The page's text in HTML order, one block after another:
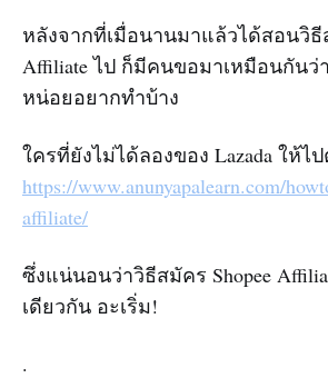
หลังจากที่เมื่อนานมาแล้วได้สอนวิธี
Affiliate ไป ก็มีคนขอมาเหมือนกันว่
หน่อยอยากทำบ้าง
ใครที่ยังไม่ได้ลองของ Lazada ให้ไ
https://www.anunyapalearn.com/
affiliate/
ซึ่งแน่นอนว่าวิธีสมัคร Shopee
เดียวกัน อะเริ่ม!
.